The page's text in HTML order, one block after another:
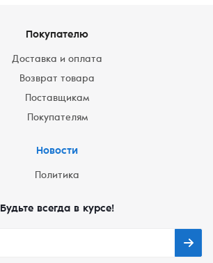
Покупателю
Доставка и оплата
Возврат товара
Поставщикам
Покупателям
Новости
Политика
Будьте всегда в курсе!